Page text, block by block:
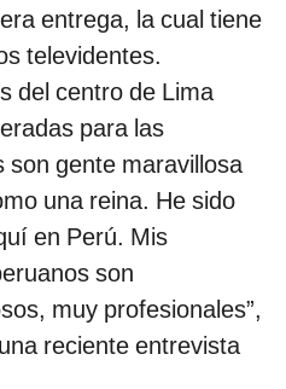
entrega, la cual tiene
televidentes.
del centro de Lima
para las
son gente maravillosa
una reina. He sido
en Perú. Mis
son
muy profesionales”,
reciente entrevista